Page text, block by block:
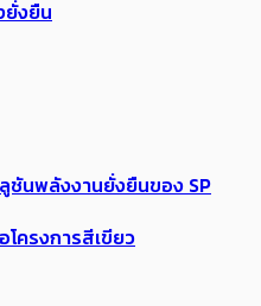
งยืน
ชันพลังงานยั่งยืนของ SP
ครงการสีเขียว